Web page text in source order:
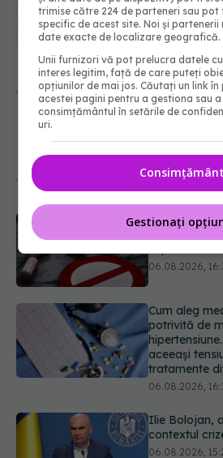
tromboza venoasă profunda
doza de sanatate
boala venoasa
Urmărește-ne și pe Google
abonează‑te!
NOUTĂȚI
Cum aleg
potrivită de
aceeași
Ilie Bolojan,
contextul
06.08.2026,
EXCLUSIV
Inteligența
medic și
trimise către 224 de parteneri sau pot
specific de acest site. Noi și
date exacte de localizare geografică.
Unii furnizori vă pot prelucra datele
interes legitim, față de care puteți
opțiunilor de mai jos. Căutați un link în
acestei pagini pentru a gestiona sau
consimțământul în setările de
uri.
Consimțământ
Gestionați